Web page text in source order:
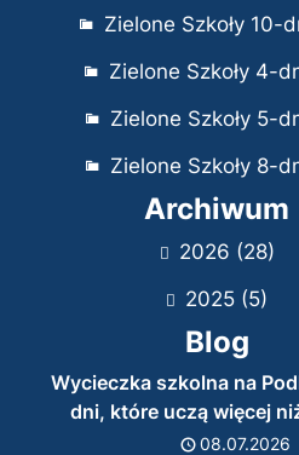
Zielone Szkoły 10-
Zielone Szkoły 4-
Zielone Szkoły 5-
Zielone Szkoły 8-
Archiwum
2026 (28)
2025 (5)
Blog
Wycieczka szkolna na
dni, które uczą więcej
08.07.2026